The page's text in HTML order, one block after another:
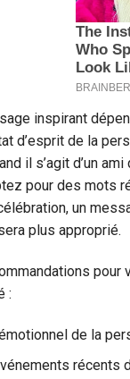
inspirant
d’esprit de la
il s’agit d’un
pour des mots
un
plus approprié.
pour
:
de la
récents